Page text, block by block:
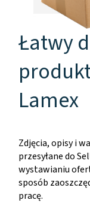
Łatwy
Lamex
Zdjęcia, opisy i
przesyłane do
wystawianiu
sposób
pracę.